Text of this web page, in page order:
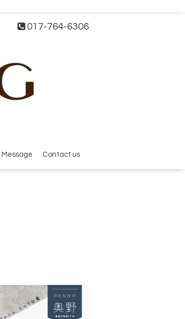
017-764-6306
Message Contact us